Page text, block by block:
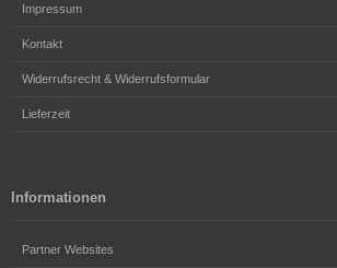
Impressum
Kontakt
Widerrufsrecht & Widerrufsformular
Lieferzeit
Informationen
Partner Websites